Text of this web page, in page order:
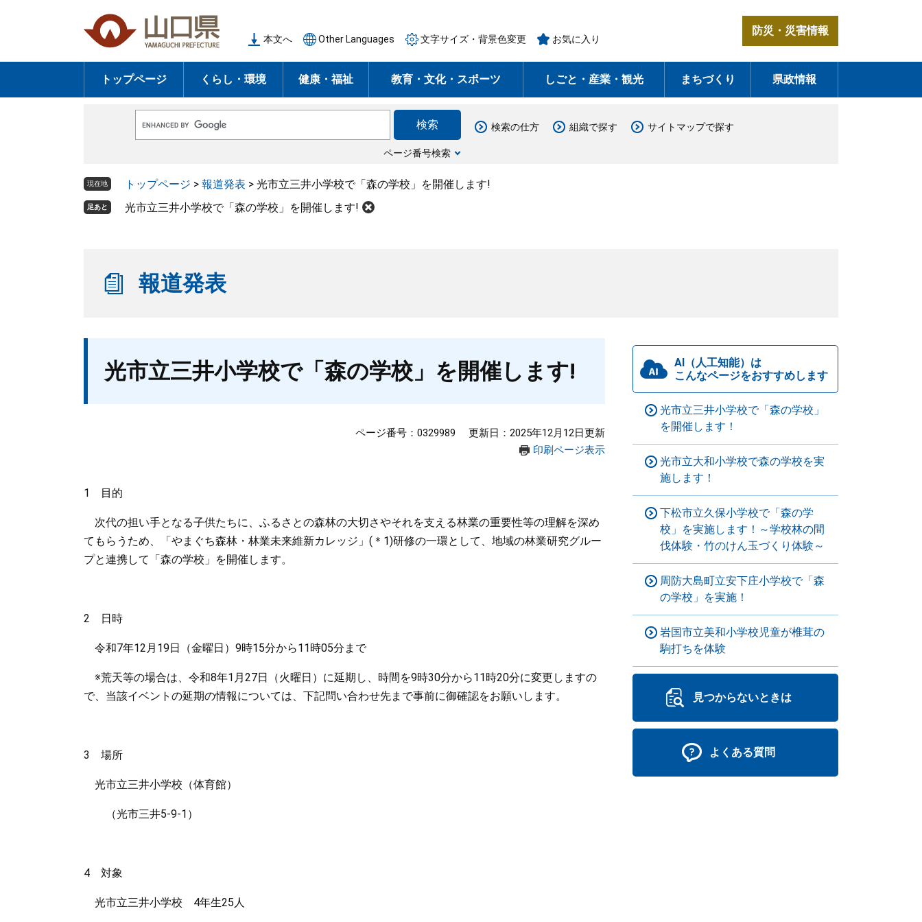
の
頭
ー
飛
本文へ Other Languages 文字サイズ・背景色変更 お気に入り
防災・災害情報
トップページ くらし・環境 健康・福祉 教育・文化・スポーツ しごと・産業・観光 まちづくり 県政情報
o
e
ス
ページ番号検索
検索の仕方 組織で探す サイトマップで探す
現在地 トップページ > 報道発表 > 光市立三井小学校で「森の学校」を開催します!
足あと 光市立三井小学校で「森の学校」を開催します!
報道発表
光市立三井小学校で「森の学校」を開催します!
ページ番号：0329989
更新日：2025年12月12日更新
印刷ページ表示
1 目的
次代の担い手となる子供たちに、ふるさとの森林の大切さやそれを支える林業の重要性等の理解を深め
てもらうため、「やまぐち森林・林業未来維新カレッジ」(＊1)研修の一環として、地域の林業研究グルー
プと連携して「森の学校」を開催します。
2 日時
令和7年12月19日（金曜日） 9時15分から11時05分まで
※荒天等の場合は、令和8年1月27日（火曜日）に延期し、時間を9時30分から11時20分に変更しますの
で、当該イベントの延期の情報については、下記問い合わせ先まで事前に御確認をお願いします。
3 場所
光市立三井小学校（体育館）
（光市三井5-9-1）
4 対象
光市立三井小学校 4年生25人
AI（人工知能）は
こんなページをおすすめします
光市立三井小学校で「森の学校」
を開催します！
光市立大和小学校で森の学校を実
施します！
下松市立久保小学校で「森の学
校」を実施します！～学校林の間
伐体験・竹のけん玉づくり体験～
周防大島町立安下庄小学校で「森
の学校」を実施！
岩国市立美和小学校児童が椎茸の
駒打ちを体験
見つからないときは
よくある質問